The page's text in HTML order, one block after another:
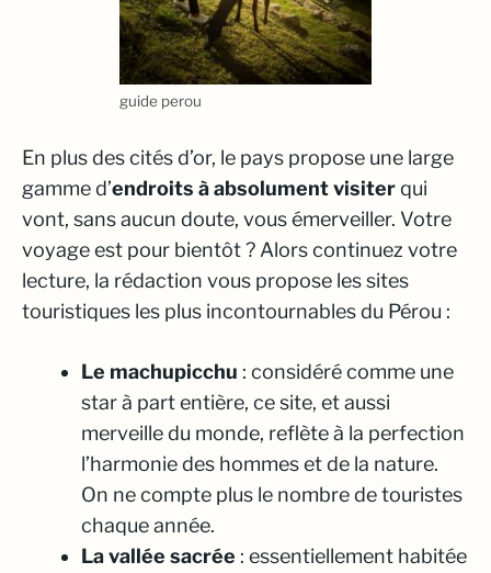
guide perou
En plus des cités d’or, le pays propose une large
gamme d’endroits à absolument visiter qui
vont, sans aucun doute, vous émerveiller. Votre
voyage est pour bientôt ? Alors continuez votre
lecture, la rédaction vous propose les sites
touristiques les plus incontournables du Pérou :
Le machupicchu : considéré comme une
star à part entière, ce site, et aussi
merveille du monde, reflète à la perfection
l’harmonie des hommes et de la nature.
On ne compte plus le nombre de touristes
chaque année.
La vallée sacrée : essentiellement habitée